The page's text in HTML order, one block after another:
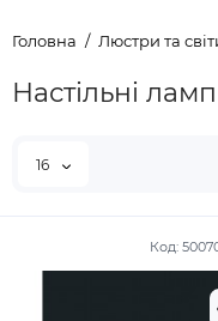
Головна Люстри та
Настільні
16
Код: